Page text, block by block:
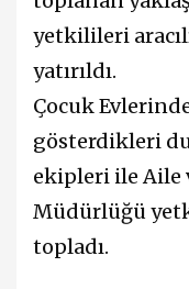
yetkilileri
yatırıldı.
Çocuk
gösterdikleri
ekipleri ile Aile
Müdürlüğü
topladı.